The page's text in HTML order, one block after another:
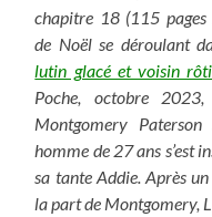
chapitre 18 (115 pages
de Noël se déroulant
lutin glacé et voisin
Poche, octobre
Montgomery
homme de 27 ans s’est
sa tante Addie. Après
la part de Montgomery,